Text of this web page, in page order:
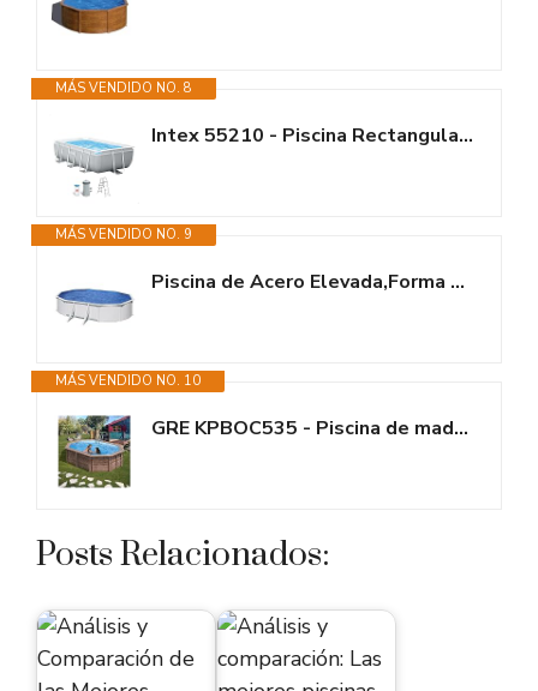
MÁS VENDIDO NO. 8
Intex 55210 - Piscina Rectangular Prism Frame 300x175x80 cm con depuradora
MÁS VENDIDO NO. 9
Piscina de Acero Elevada,Forma Ovalada con Aspecto Acero Blanco. Piscinas...
MÁS VENDIDO NO. 10
GRE KPBOC535 - Piscina de madera ovalada SUNBAY 535 x 335 x 130 cm con...
Posts Relacionados: